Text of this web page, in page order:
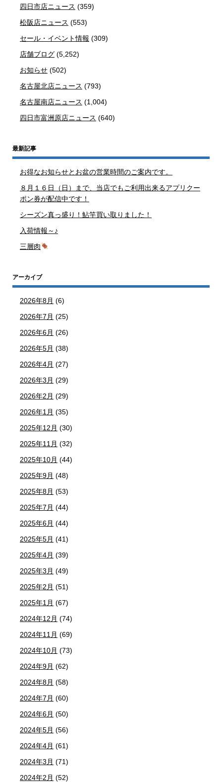
四日市店ニュース (359)
松阪店ニュース (553)
セール・イベント情報 (309)
店舗ブログ (5,252)
お知らせ (502)
名古屋北店ニュース (793)
名古屋南店ニュース (1,004)
四日市富洲原店ニュース (640)
最新記事
お得なお知らせとお盆の営業時間のご案内です。
８月１６日（日）まで、当店でもご利用出来るアプリクー
ポン券が配信中です！
シーズン真っ盛り！鮎竿買い取りました！
入荷情報～♪
三層肉
アーカイブ
2026年8月 (6)
2026年7月 (25)
2026年6月 (26)
2026年5月 (38)
2026年4月 (27)
2026年3月 (29)
2026年2月 (29)
2026年1月 (35)
2025年12月 (30)
2025年11月 (32)
2025年10月 (44)
2025年9月 (48)
2025年8月 (53)
2025年7月 (44)
2025年6月 (44)
2025年5月 (41)
2025年4月 (39)
2025年3月 (49)
2025年2月 (51)
2025年1月 (67)
2024年12月 (74)
2024年11月 (69)
2024年10月 (73)
2024年9月 (62)
2024年8月 (58)
2024年7月 (60)
2024年6月 (50)
2024年5月 (56)
2024年4月 (61)
2024年3月 (71)
2024年2月 (52)